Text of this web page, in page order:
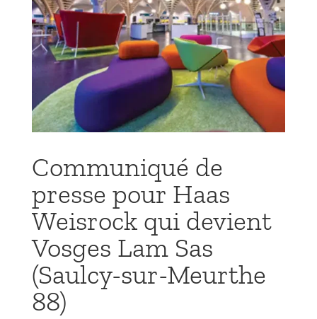
Communiqué de
presse pour Haas
Weisrock qui devient
Vosges Lam Sas
(Saulcy-sur-Meurthe
88)